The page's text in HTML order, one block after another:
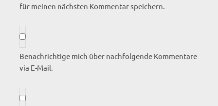
für meinen nächsten Kommentar speichern.
Benachrichtige mich über nachfolgende Kommentare
via E-Mail.